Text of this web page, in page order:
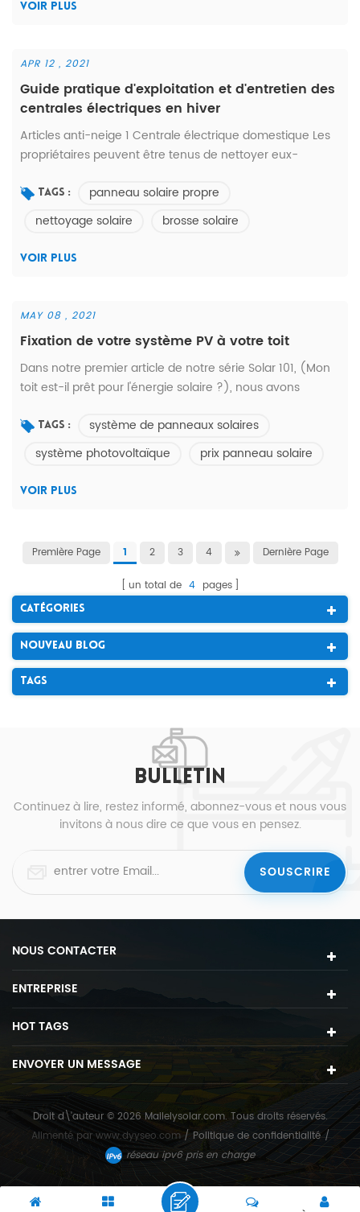
VOIR PLUS
APR 12 , 2021
Guide pratique d'exploitation et d'entretien des
centrales électriques en hiver
Articles anti-neige 1 Centrale électrique domestique Les
propriétaires peuvent être tenus de nettoyer eux-
personnelle lors du nettoyage. Il est interdit de monter
sur le toit en pente sans protection pour éviter les chutes.
La seconde consiste à utiliser des outils de nettoyage
doux pour éviter les rayures sur le verre du composant.
Tags :
panneau solaire propre
nettoyage solaire
brosse solaire
VOIR PLUS
MAY 08 , 2021
Fixation de votre système PV à votre toit
Dans notre premier article de notre série Solar 101, (Mon
toit est-il prêt pour l'énergie solaire ?), nous avons
finances impliquées dans une installation solaire.
Considérons maintenant les caractéristiques physiques
du toit.Après tout, le type de matériau de toiture et sa
structure sous-jacente, ainsi que les divers angles de ses
Tags :
système de panneaux solaires
système photovoltaïque
prix panneau solaire
VOIR PLUS
Première Page 1 2 3 4 Dernière Page
un total de 4 pages
Catégories
Nouveau Blog
Tags
BULLETIN
Continuez à lire, restez informé, abonnez-vous et nous vous
invitons à nous dire ce que vous en pensez.
NOUS CONTACTER
ENTREPRISE
HOT TAGS
ENVOYER UN MESSAGE
Droit d\'auteur © 2026 Mailelysolar.com. Tous droits réservés.
Alimenté par www.dyyseo.com / Politique de confidentialité /
réseau ipv6 pris en charge